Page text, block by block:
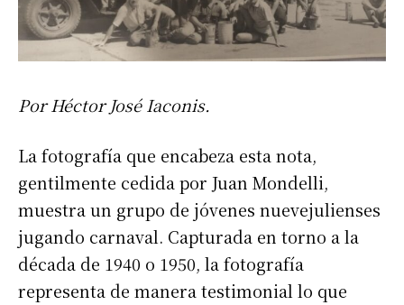
Por Héctor José Iaconis.
La fotografía que encabeza esta nota,
gentilmente cedida por Juan Mondelli,
muestra un grupo de jóvenes nuevejulienses
jugando carnaval. Capturada en torno a la
década de 1940 o 1950, la fotografía
representa de manera testimonial lo que